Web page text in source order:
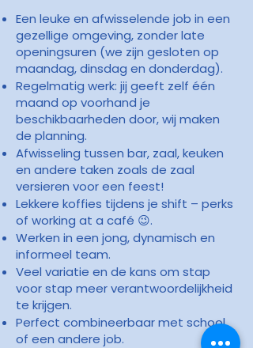
Een leuke en afwisselende job in een
gezellige omgeving, zonder late
openingsuren (we zijn gesloten op
maandag, dinsdag en donderdag).
Regelmatig werk: jij geeft zelf één
maand op voorhand je
beschikbaarheden door, wij maken
de planning.
Afwisseling tussen bar, zaal, keuken
en andere taken zoals de zaal
versieren voor een feest!
Lekkere koffies tijdens je shift – perks
of working at a café 😉.
Werken in een jong, dynamisch en
informeel team.
Veel variatie en de kans om stap
voor stap meer verantwoordelijkheid
te krijgen.
Perfect combineerbaar met school
of een andere job.